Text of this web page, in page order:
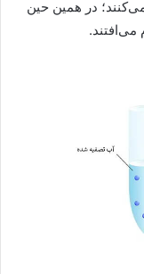
می‌کنند؛ در همین حین
می‌افتند.